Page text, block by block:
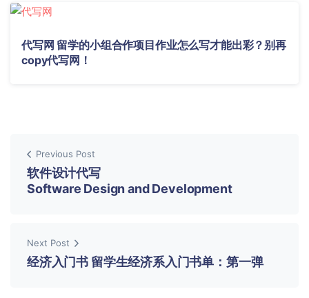
代写网 留学的小组合作项目作业怎么写才能出彩？别再
copy代写网！
Previous Post
软件设计代写
Software Design and Development
Next Post
经济入门书 留学生经济系入门书单：第一弹